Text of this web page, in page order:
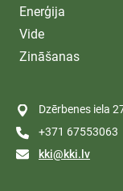
Enerģija
Vide
Zināšanas
Dzērbenes iela
+371 67553063
kki@kki.lv